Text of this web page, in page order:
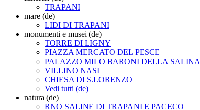
TRAPANI
mare (de)
LIDI DI TRAPANI
monumenti e musei (de)
TORRE DI LIGNY
PIAZZA MERCATO DEL PESCE
PALAZZO MILO BARONI DELLA SALINA
VILLINO NASI
CHIESA DI S.LORENZO
Vedi tutti (de)
natura (de)
RNO SALINE DI TRAPANI E PACECO